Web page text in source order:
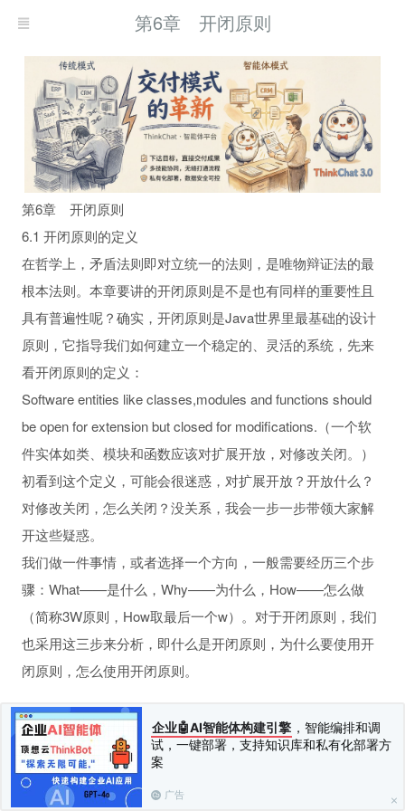
企业🤖AI智能体构建引擎 ，智能编排和调
试，一键部署，支持知识库和私有化部署方
案
广告
第6章 开闭原则
第6章 开闭原则
6.1 开闭原则的定义
在哲学上，矛盾法则即对立统一的法则，是唯物辩证法的最
根本法则。本章要讲的开闭原则是不是也有同样的重要性且
具有普遍性呢？确实，开闭原则是Java世界里最基础的设计
原则，它指导我们如何建立一个稳定的、灵活的系统，先来
看开闭原则的定义：
Software entities like classes,modules and functions should
be open for extension but closed for modifications.（一个软
件实体如类、模块和函数应该对扩展开放，对修改关闭。）
初看到这个定义，可能会很迷惑，对扩展开放？开放什么？
对修改关闭，怎么关闭？没关系，我会一步一步带领大家解
开这些疑惑。
我们做一件事情，或者选择一个方向，一般需要经历三个步
骤：What——是什么，Why——为什么，How——怎么做
（简称3W原则，How取最后一个w）。对于开闭原则，我们
也采用这三步来分析，即什么是开闭原则，为什么要使用开
闭原则，怎么使用开闭原则。
上一篇：5.3 最佳实践